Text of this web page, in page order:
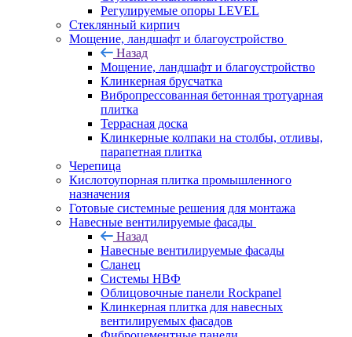
Регулируемые опоры LEVEL
Cтеклянный кирпич
Мощение, ландшафт и благоустройство
Назад
Мощение, ландшафт и благоустройство
Клинкерная брусчатка
Вибропрессованная бетонная тротуарная
плитка
Террасная доска
Клинкерные колпаки на столбы, отливы,
парапетная плитка
Черепица
Кислотоупорная плитка промышленного
назначения
Готовые системные решения для монтажа
Навесные вентилируемые фасады
Назад
Навесные вентилируемые фасады
Сланец
Системы НВФ
Облицовочные панели Rockpanel
Клинкерная плитка для навесных
вентилируемых фасадов